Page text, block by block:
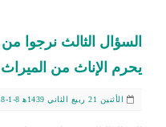
السؤال الثالث نرجوا
يحرم الإناث من
الأثنين 21 ربيع الثاني 1439ﻫ 8-1-2018م